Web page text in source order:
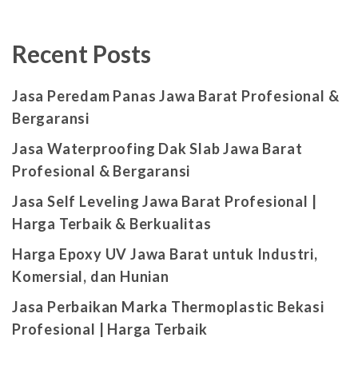
Recent Posts
Jasa Peredam Panas Jawa Barat Profesional &
Bergaransi
Jasa Waterproofing Dak Slab Jawa Barat
Profesional & Bergaransi
Jasa Self Leveling Jawa Barat Profesional |
Harga Terbaik & Berkualitas
Harga Epoxy UV Jawa Barat untuk Industri,
Komersial, dan Hunian
Jasa Perbaikan Marka Thermoplastic Bekasi
Profesional | Harga Terbaik